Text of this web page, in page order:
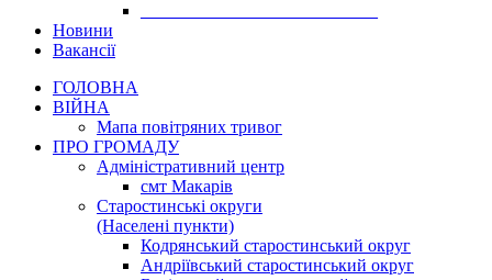
Новини
Вакансії
ГОЛОВНА
ВІЙНА
Мапа повітряних тривог
ПРО ГРОМАДУ
Aдміністративний центр
смт Макарів
Старостинські округи
(Населені пункти)
Кодрянський старостинський округ
Андріївський старостинський округ